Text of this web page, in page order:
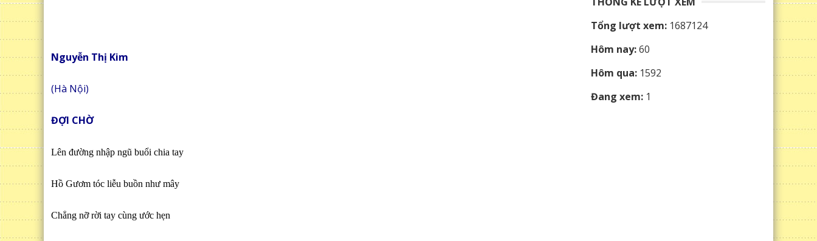
Nguyễn Thị Kim
(Hà Nội)
ĐỢI CHỜ
Lên đường nhập ngũ buổi chia tay
Hồ Gươm tóc liễu buồn như mây
Chẳng nỡ rời tay cùng ước hẹn
Tổng lượt xem: 1687124
Hôm nay:60
Hôm qua: 1592
Đang xem: 1